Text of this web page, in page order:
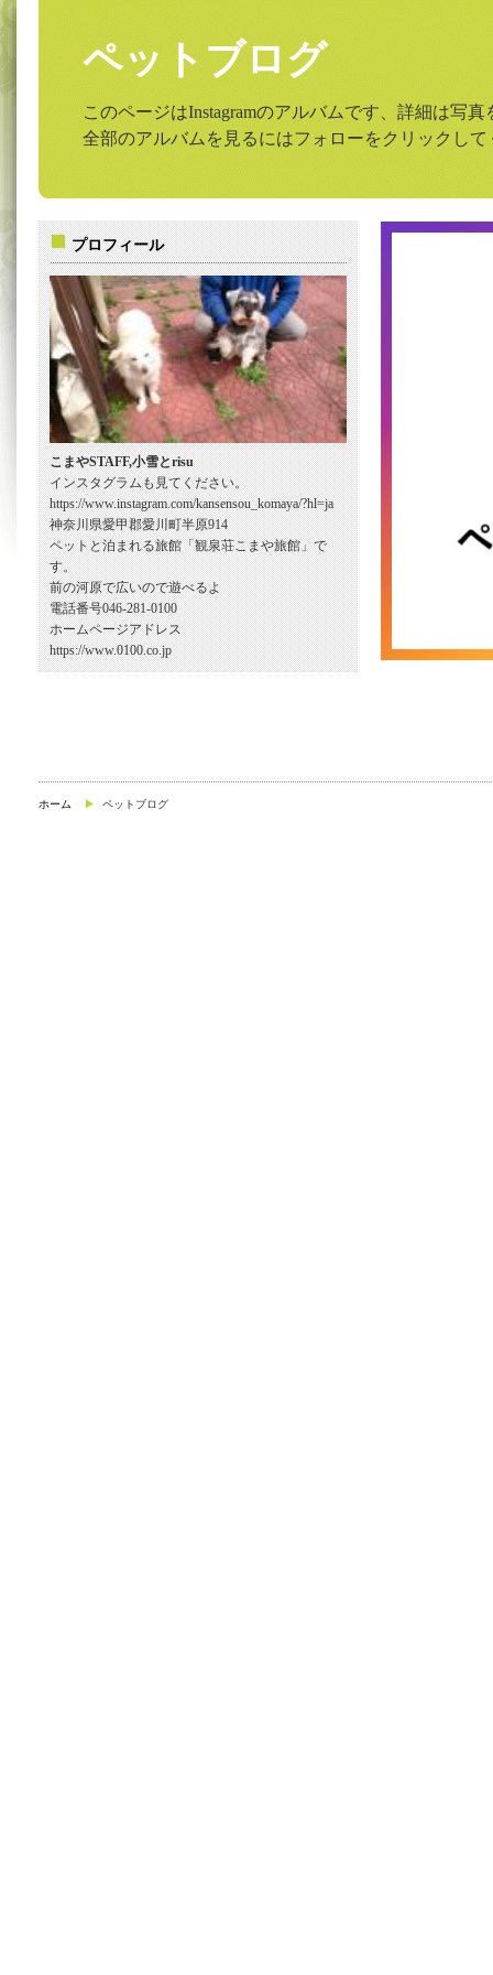
ペットブログ
このページはInstagramのアルバムです、詳細は写
全部のアルバムを見るにはフォローをクリックして
プロフィール
こまやSTAFF,小雪とrisu
インスタグラムも見てください。
https://www.instagram.com/kansensou_komaya/?hl=ja
神奈川県愛甲郡愛川町半原914
ペットと泊まれる旅館「観泉荘こまや旅館」で
す。
前の河原で広いので遊べるよ
電話番号046-281-0100
ホームページアドレス
https://www.0100.co.jp
ホーム ペットブログ